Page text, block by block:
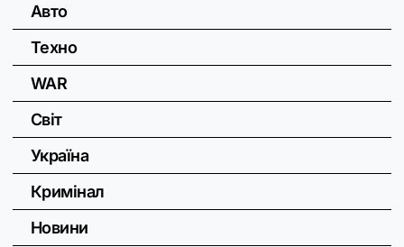
Авто
Техно
WAR
Світ
Україна
Кримінал
Новини